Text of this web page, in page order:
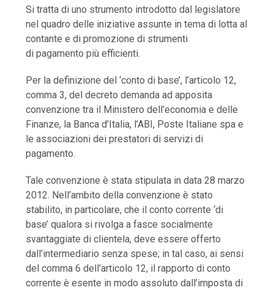
Si tratta di uno strumento introdotto dal legislatore
nel quadro delle iniziative assunte in tema di lotta al
contante e di promozione di strumenti
di pagamento più efficienti.
Per la definizione del ‘conto di base’, l’articolo 12,
comma 3, del decreto demanda ad apposita
convenzione tra il Ministero dell’economia e delle
Finanze, la Banca d’Italia, l’ABI, Poste Italiane spa e
le associazioni dei prestatori di servizi di
pagamento.
Tale convenzione è stata stipulata in data 28 marzo
2012. Nell’ambito della convenzione è stato
stabilito, in particolare, che il conto corrente ‘di
base’ qualora si rivolga a fasce socialmente
svantaggiate di clientela, deve essere offerto
dall’intermediario senza spese; in tal caso, ai sensi
del comma 6 dell’articolo 12, il rapporto di conto
corrente è esente in modo assoluto dall’imposta di